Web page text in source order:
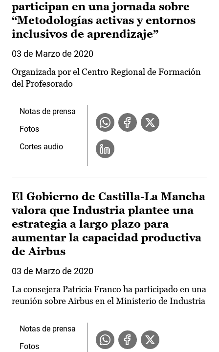
participan en una jornada sobre
“Metodologías activas y entornos
inclusivos de aprendizaje”
03 de Marzo de 2020
Organizada por el Centro Regional de Formación
del Profesorado
Notas de prensa
Fotos
Cortes audio
El Gobierno de Castilla-La Mancha
valora que Industria plantee una
estrategia a largo plazo para
aumentar la capacidad productiva
de Airbus
03 de Marzo de 2020
La consejera Patricia Franco ha participado en una
reunión sobre Airbus en el Ministerio de Industria
Notas de prensa
Fotos